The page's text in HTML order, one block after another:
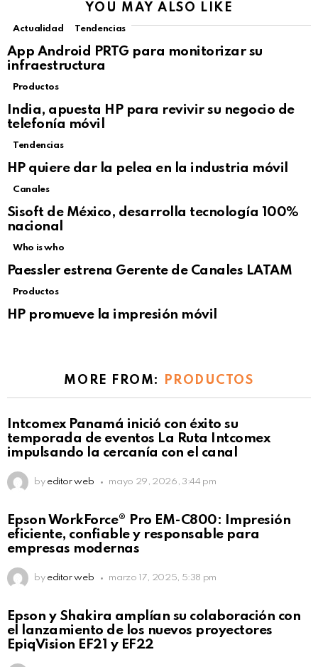
YOU MAY ALSO LIKE
Click to view this post
Actualidad Tendencias
App Android PRTG para monitorizar su
infraestructura
Productos
India, apuesta HP para revivir su negocio de
telefonía móvil
Not Safe For Work
Click to view this post
Tendencias
HP quiere dar la pelea en la industria móvil
Canales
Sisoft de México, desarrolla tecnología 100%
nacional
Who is who
Paessler estrena Gerente de Canales LATAM
Productos
HP promueve la impresión móvil
MORE FROM: PRODUCTOS
Intcomex Panamá inició con éxito su
temporada de eventos La Ruta Intcomex
impulsando la cercanía con el canal
by editor web mayo 29, 2026, 3:44 pm
Epson WorkForce® Pro EM-C800: Impresión
eficiente, confiable y responsable para
empresas modernas
by editor web marzo 17, 2025, 5:38 pm
Epson y Shakira amplían su colaboración con
el lanzamiento de los nuevos proyectores
EpiqVision EF21 y EF22